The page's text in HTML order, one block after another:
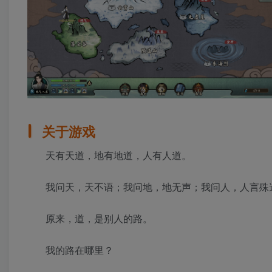
关于游戏
天有天道，地有地道，人有人道。
我问天，天不语；我问地，地无声；我问人，人言殊
原来，道，是别人的路。
我的路在哪里？